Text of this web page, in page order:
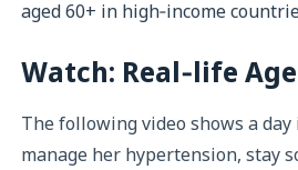
aged 60+ in high‑income
Watch: Real‑life
The following video shows a
manage her hypertension, stay